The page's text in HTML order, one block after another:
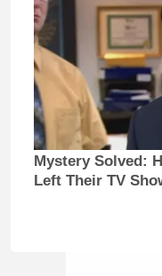
Mystery Solved:
Left Their TV